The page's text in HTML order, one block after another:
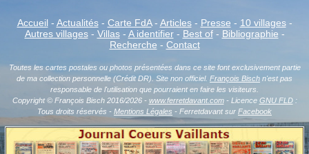
Accueil- Actualités- Carte FdA- Articles- Presse - 10 villages-
Autres villages- Villas- A identifier- Best of- Bibliographie -
Recherche - Contact
Toutes les cartes postales ou photos présentées dans ce site font exclusivement partie
de ma collection personnelle (Crédit DR). Site non officiel. François Bisch n'est pas
responsable de l'utilisation que pourraient en faire les visiteurs.
Copyright © François Bisch 2016/2026 - www.ferretdavant.com- Licence GNU FLD:
Tous droits réservés - Mentions Légales - Ferretdavant sur Facebook